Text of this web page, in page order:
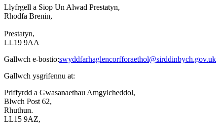
Llyfrgell a Siop Un Alwad Prestatyn,
Rhodfa Brenin,
Prestatyn,
LL19 9AA
Gallwch e-bostio:swyddfarhaglencorfforaethol@sirddinbych.gov.uk
Gallwch ysgrifennu at:
Priffyrdd a Gwasanaethau Amgylcheddol,
Blwch Post 62,
Rhuthun.
LL15 9AZ,